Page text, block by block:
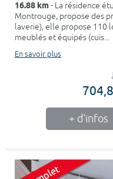
16.88 km- La résidence
Montrouge, propose des
laverie), elle propose 110
meublés et équipés (cuis...
En savoir plus
+ d'infos